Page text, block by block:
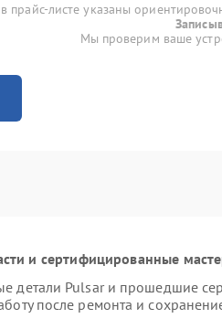
прайс-листе указаны
Мы проверим ваше
и сертифицированные
детали Pulsar и прошедшие
после ремонта и